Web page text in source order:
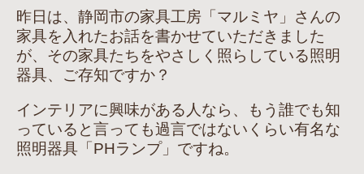
昨日は、静岡市の家具工房「マルミヤ」さんの
家具を入れたお話を書かせていただきました
が、その家具たちをやさしく照らしている照明
器具、ご存知ですか？
インテリアに興味がある人なら、もう誰でも知
っていると言っても過言ではないくらい有名な
照明器具「PHランプ」ですね。